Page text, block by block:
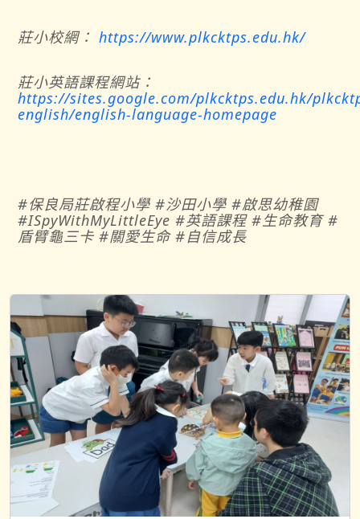
莊小校網： https://www.plkcktps.edu.hk/
莊小英語課程網站：
https://sites.google.com/plkcktps.edu.hk/
english/english-language-homepage
#保良局莊啟程小學 #沙田小學 #啟思幼稚園
#ISpyWithMyLittleEye #英語課程 #生命教育 #
盾臂龜三卡 #關愛生命 #自信成長